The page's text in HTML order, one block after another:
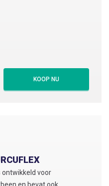
KOOP NU
Zink
ontwikkeld voor